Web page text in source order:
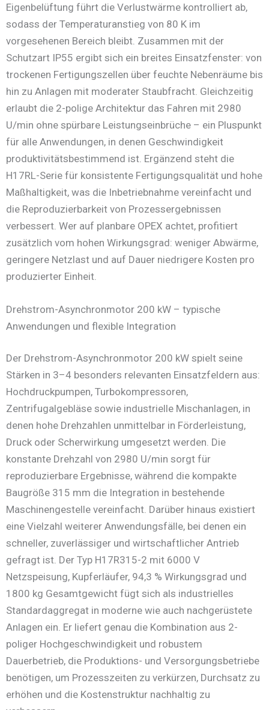
Eigenbelüftung führt die Verlustwärme kontrolliert ab,
sodass der Temperaturanstieg von 80 K im
vorgesehenen Bereich bleibt. Zusammen mit der
Schutzart IP55 ergibt sich ein breites Einsatzfenster: von
trockenen Fertigungszellen über feuchte Nebenräume bis
hin zu Anlagen mit moderater Staubfracht. Gleichzeitig
erlaubt die 2-polige Architektur das Fahren mit 2980
U/min ohne spürbare Leistungseinbrüche – ein Pluspunkt
für alle Anwendungen, in denen Geschwindigkeit
produktivitätsbestimmend ist. Ergänzend steht die
H17RL-Serie für konsistente Fertigungsqualität und hohe
Maßhaltigkeit, was die Inbetriebnahme vereinfacht und
die Reproduzierbarkeit von Prozessergebnissen
verbessert. Wer auf planbare OPEX achtet, profitiert
zusätzlich vom hohen Wirkungsgrad: weniger Abwärme,
geringere Netzlast und auf Dauer niedrigere Kosten pro
produzierter Einheit.
Drehstrom-Asynchronmotor 200 kW – typische
Anwendungen und flexible Integration
Der Drehstrom-Asynchronmotor 200 kW spielt seine
Stärken in 3–4 besonders relevanten Einsatzfeldern aus:
Hochdruckpumpen, Turbokompressoren,
Zentrifugalgebläse sowie industrielle Mischanlagen, in
denen hohe Drehzahlen unmittelbar in Förderleistung,
Druck oder Scherwirkung umgesetzt werden. Die
konstante Drehzahl von 2980 U/min sorgt für
reproduzierbare Ergebnisse, während die kompakte
Baugröße 315 mm die Integration in bestehende
Maschinengestelle vereinfacht. Darüber hinaus existiert
eine Vielzahl weiterer Anwendungsfälle, bei denen ein
schneller, zuverlässiger und wirtschaftlicher Antrieb
gefragt ist. Der Typ H17R315-2 mit 6000 V
Netzspeisung, Kupferläufer, 94,3 % Wirkungsgrad und
1800 kg Gesamtgewicht fügt sich als industrielles
Standardaggregat in moderne wie auch nachgerüstete
Anlagen ein. Er liefert genau die Kombination aus 2-
poliger Hochgeschwindigkeit und robustem
Dauerbetrieb, die Produktions- und Versorgungsbetriebe
benötigen, um Prozesszeiten zu verkürzen, Durchsatz zu
erhöhen und die Kostenstruktur nachhaltig zu